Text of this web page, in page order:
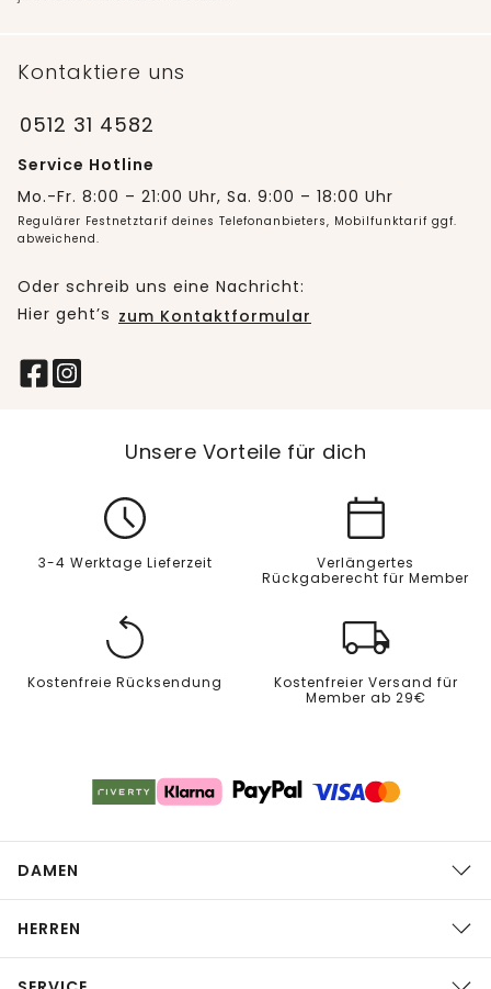
Kontaktiere uns
0512 31 4582
Service Hotline
Mo.-Fr. 8:00 – 21:00 Uhr, Sa. 9:00 – 18:00 Uhr
Regulärer Festnetztarif deines Telefonanbieters, Mobilfunktarif ggf.
abweichend.
Oder schreib uns eine Nachricht:
Hier geht’s zum Kontaktformular
Unsere Vorteile für dich
3-4 Werktage Lieferzeit
Verlängertes
Rückgaberecht für Member
Kostenfreie Rücksendung
Kostenfreier Versand für
Member ab 29€
DAMEN
HERREN